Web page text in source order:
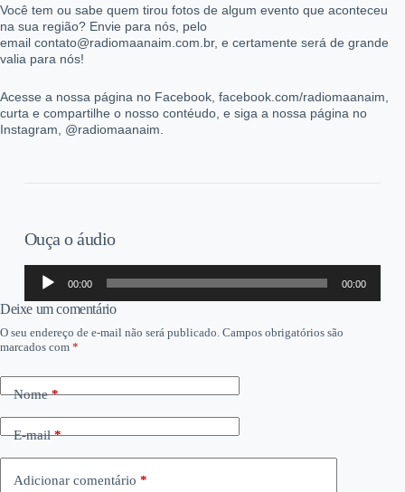
Você tem ou sabe quem tirou fotos de algum evento que aconteceu
na sua região? Envie para nós, pelo
email contato@radiomaanaim.com.br, e certamente será de grande
valia para nós!
Acesse a nossa página no Facebook, facebook.com/radiomaanaim,
curta e compartilhe o nosso contéudo, e siga a nossa página no
Instagram, @radiomaanaim.
Ouça o áudio
Tocador
áudio
00:00 00:00
Deixe um comentário
O seu endereço de e-mail não será publicado. Campos obrigatórios são
marcados com *
Nome*
E-mail*
Adicionar comentário *